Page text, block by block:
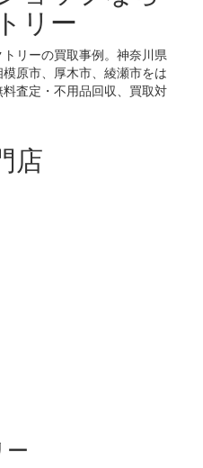
リー
リーの買取事例。神奈川県
原市、厚木市、綾瀬市をは
査定・不用品回収、買取対
店